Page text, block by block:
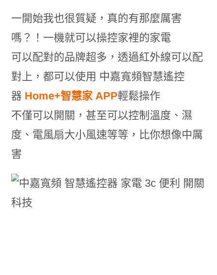
一開始我也很質疑，真的有那麼厲害
嗎？！一機就可以操控家裡的家電
可以配對的品牌超多，透過紅外線可以配
對上，都可以使用 中嘉寬頻智慧遙控
器 Home+智慧家 APP輕鬆操作
不僅可以開關，甚至可以控制溫度、濕
度、電風扇大小風速等等，比你想像中厲
害